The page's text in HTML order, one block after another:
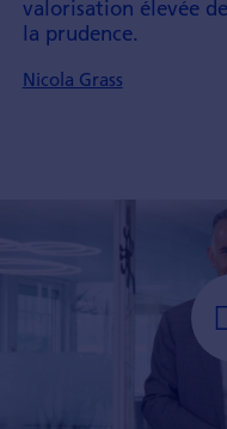
valorisation élevée
la prudence.
Nicola Grass